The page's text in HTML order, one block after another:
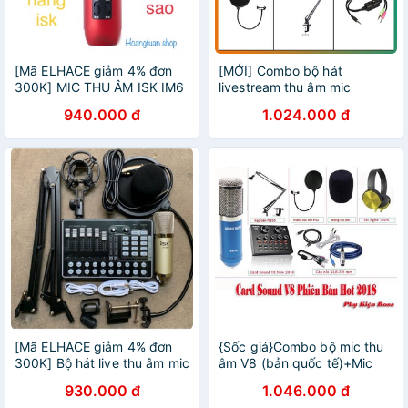
[Mã ELHACE giảm 4% đơn
300K] MIC THU ÂM ISK IM6
TAI NGHE ISK K1
940.000 đ
[MỚI] Combo bộ hát
livestream thu âm mic
,chân kẹp, màng lọc,dây live
đủ bộHát karaoke
1.024.000 đ
[Mã ELHACE giảm 4% đơn
300K] Bộ hát live thu âm mic
đủ phụ kiện)930.000 đ
{Sốc giá}Combo bộ mic thu
âm V8 (bản quốc tế)+Mic
lọc+dây live 3 đầu (Tặng
1.046.000 đ